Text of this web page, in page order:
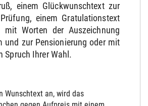
einem Glückwunschtext zur
einem Gratulationstext
mit Worten der Auszeichnung
und zur Pensionierung oder mit
Spruch Ihrer Wahl.
Wunschtext an, wird das